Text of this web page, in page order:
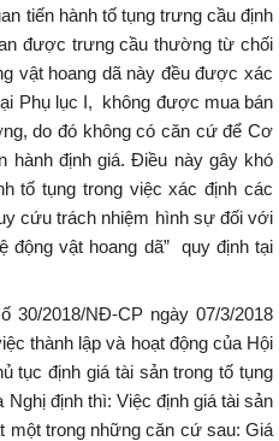
tiến hành tố tụng trưng cầu định
được trưng cầu thường từ chối
vật hoang dã này đều được xác
Phụ lục I, không được mua bán
do đó không có căn cứ để Cơ
hành định giá. Điều này gây khó
tố tụng trong việc xác định các
cứu trách nhiệm hình sự đối với
động vật hoang dã” quy định tại
30/2018/NĐ-CP ngày 07/3/2018
thành lập và hoạt động của Hội
tục định giá tài sản trong tố tụng
định thì: Việc định giá tài sản
một trong những căn cứ sau: Giá